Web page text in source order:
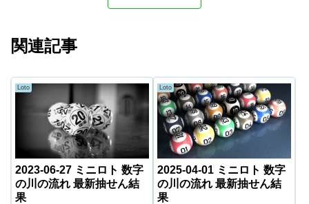
関連記事
Loto
2023-06-27 ミニロト 数字
の川の流れ 最新抽せん結
果
Loto
2025-04-01 ミニロト 数字
の川の流れ 最新抽せん結
果